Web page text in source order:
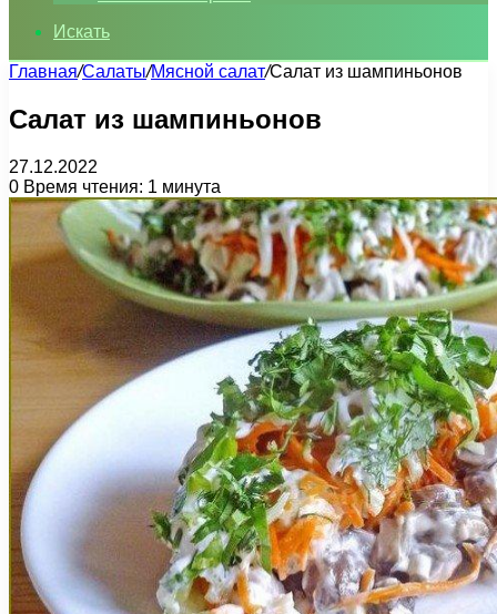
Искать
Главная/Салаты/Мясной салат/Салат из шампиньонов
Салат из шампиньонов
27.12.2022
0 Время чтения: 1 минута